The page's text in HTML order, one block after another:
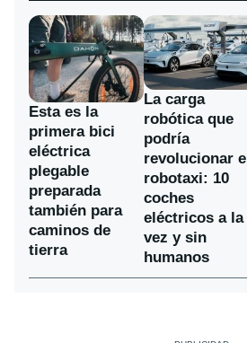
Esta es la
primera bici
eléctrica
plegable
preparada
también para
caminos de
tierra
La carga
robótica que
podría
revolucionar el
robotaxi: 10
coches
eléctricos a la
vez y sin
humanos